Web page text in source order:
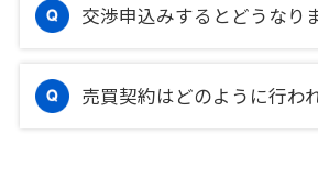
交渉申込みするとどうなり
売買契約はどのように行わ